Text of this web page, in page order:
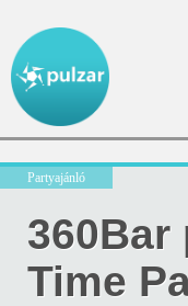
Partyajánló
360Bar
Time